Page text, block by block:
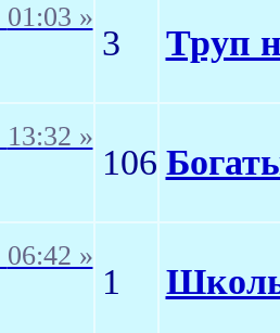
01:03 »
3 Труп
13:32 »
106
06:42 »
1 Школы